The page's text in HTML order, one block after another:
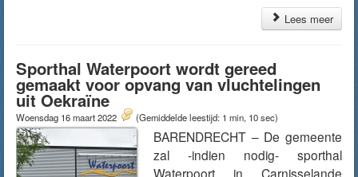
Lees meer
Sporthal Waterpoort wordt gereed
gemaakt voor opvang van vluchtelingen
uit Oekraïne
Woensdag 16 maart 2022 (Gemiddelde leestijd: 1 min, 10 sec)
BARENDRECHT – De gemeente
zal -indien nodig- sporthal
Waterpoort in Carnisselande